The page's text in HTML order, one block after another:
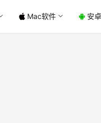
Mac软件 安卓